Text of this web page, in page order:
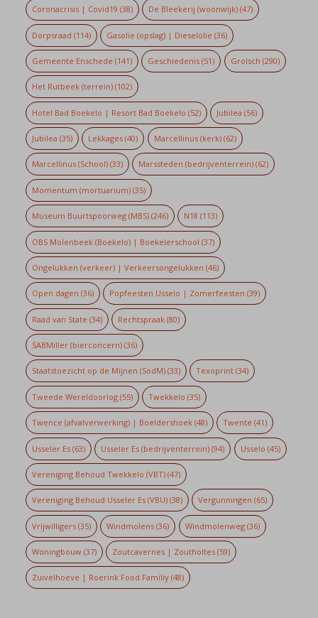
Coronacrisis | Covid19 (38) De Bleekerij (woonwijk) (47)
Dorpsraad (114) Gasolie (opslag) | Dieselolie (36)
Gemeente Enschede (141) Geschiedenis (51) Grolsch (290)
Het Rutbeek (terrein)(102)
Hotel Bad Boekelo | Resort Bad Boekelo (52) Jubilea (56)
Jubilea (35) Lekkages (40) Marcellinus (kerk)(62)
Marcellinus (School)(33) Marssteden (bedrijventerrein) (62)
Momentum (mortuarium)(35)
Museum Buurtspoorweg (MBS)(246) N18 (113)
OBS Molenbeek (Boekelo) | Boekelerschool (37)
Ongelukken (verkeer) | Verkeersongelukken (46)
Open dagen (36) Popfeesten Usselo | Zomerfeesten (39)
Raad van State (34) Rechtspraak (80)
SABMiller (bierconcern)(36)
Staatstoezicht op de Mijnen (SodM)(33) Texoprint (34)
Tweede Wereldoorlog(55) Twekkelo (35)
Twence (afvalverwerking) | Boeldershoek(48) Twente (41)
Usseler Es(63) Usseler Es (bedrijventerrein) (94) Usselo (45)
Vereniging Behoud Twekkelo (VBT)(47)
Vereniging Behoud Usseler Es (VBU)(38) Vergunningen (65)
Vrijwilligers(35) Windmolens (36) Windmolenweg(36)
Woningbouw(37) Zoutcavernes | Zoutholtes (59)
Zuivelhoeve | Roerink Food Familiy(48)